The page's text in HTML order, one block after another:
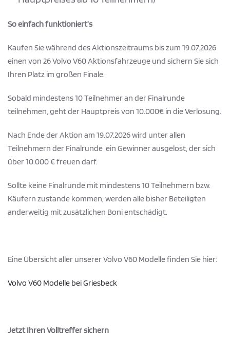
So einfach funktioniert’s
Kaufen Sie während des Aktionszeitraums bis zum 19.07.2026
einen von 26 Volvo V60 Aktionsfahrzeuge und sichern Sie sich
Ihren Platz im großen Finale.
Sobald mindestens 10 Teilnehmer an der Finalrunde
teilnehmen, geht der Hauptpreis von 10.000€ in die Verlosung.
Nach Ende der Aktion am 19.07.2026 wird unter allen
Teilnehmern der Finalrunde ein Gewinner ausgelost, der sich
über 10.000 € freuen darf.
Sollte keine Finalrunde mit mindestens 10 Teilnehmern bzw.
Käufern zustande kommen, werden alle bisher Beteiligten
anderweitig mit zusätzlichen Boni entschädigt.
Eine Übersicht aller unserer Volvo V60 Modelle finden Sie hier:
Volvo V60 Modelle bei Griesbeck
Jetzt Ihren Volltreffer sichern